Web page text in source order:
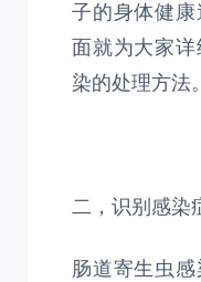
子的身体健
面就为大家
染的处理方法。
二，识别感染
肠道寄生虫